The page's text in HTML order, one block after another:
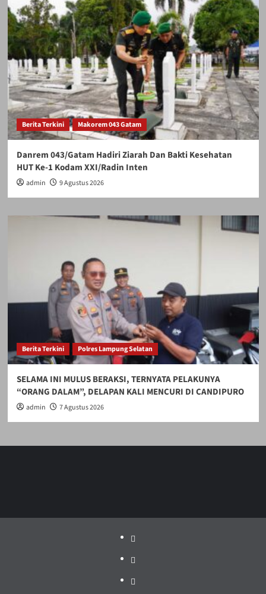
Berita Terkini Makorem 043 Gatam
Danrem 043/Gatam Hadiri Ziarah Dan Bakti Kesehatan
HUT Ke-1 Kodam XXI/Radin Inten
admin 9 Agustus 2026
Berita Terkini Polres Lampung Selatan
SELAMA INI MULUS BERAKSI, TERNYATA PELAKUNYA
“ORANG DALAM”, DELAPAN KALI MENCURI DI CANDIPURO
admin 7 Agustus 2026
Politik
Pariwisata
Jakarta